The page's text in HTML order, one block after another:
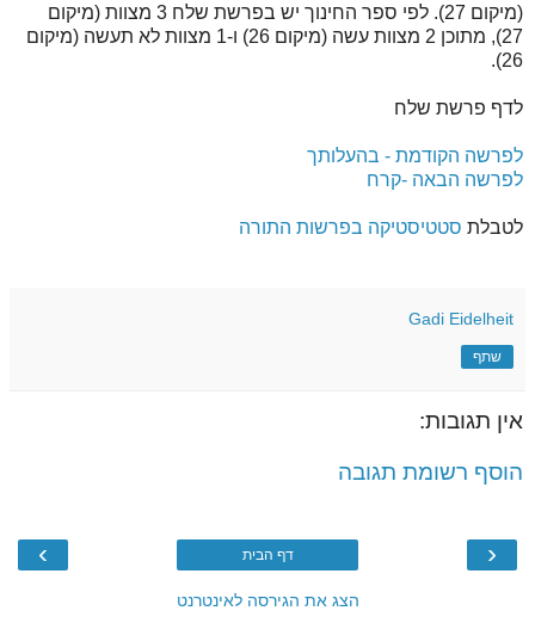
(מיקום 27). לפי ספר החינוך יש בפרשת שלח 3 מצוות (מיקום
27), מתוכן 2 מצוות עשה (מיקום 26) ו-1 מצוות לא תעשה (מיקום
26).
לדף פרשת שלח
לפרשה הקודמת - בהעלותך
לפרשה הבאה -קרח
לטבלת סטטיסטיקה בפרשות התורה
Gadi Eidelheit
שתף
אין תגובות:
הוסף רשומת תגובה
‹
› דף הבית
הצג את הגירסה לאינטרנט